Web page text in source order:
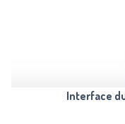
Interface